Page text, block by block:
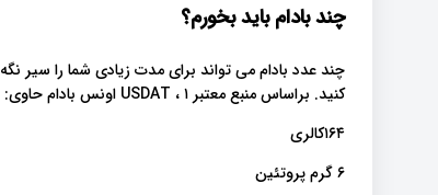
چند بادام باید بخورم؟
کنید. براساس منبع معتبر USDAT ، ۱ اونس بادام حاوی:
۱۶۴کالری
۶ گرم پروتئین